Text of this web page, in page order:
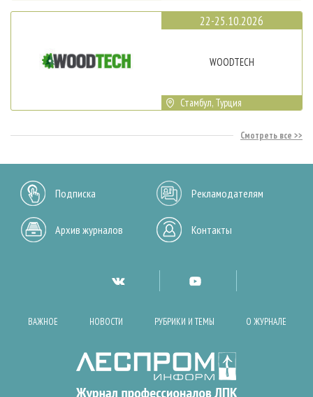
22-25.10.2026
WOODTECH
Стамбул, Турция
Смотреть все
Подписка Рекламодателям
Архив журналов Контакты
ВАЖНОЕ НОВОСТИ РУБРИКИ И ТЕМЫ О ЖУРНАЛЕ